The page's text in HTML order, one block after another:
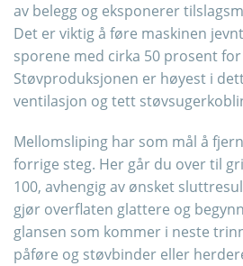
av belegg og eksponerer
Det er viktig å føre maskinen
sporene med cirka 50 prosent
Støvproduksjonen er høyest i
ventilasjon og tett
Mellomsliping har som mål å
forrige steg. Her går du over til
100, avhengig av ønsket
gjør overflaten glattere og
glansen som kommer i neste
påføre og støvbinder eller